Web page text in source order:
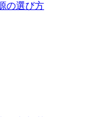
の選び方